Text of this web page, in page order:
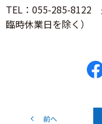
TEL：055-285-8122
臨時休業日を除く）
前へ